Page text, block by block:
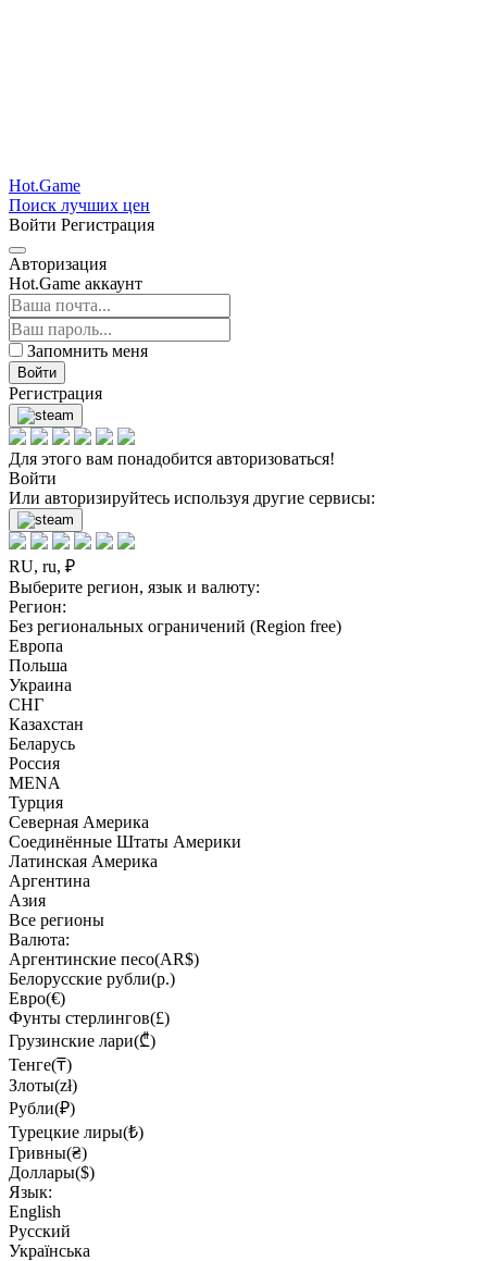
Hot.Game
Поиск лучших цен
Войти Регистрация
Авторизация
Hot.Game аккаунт
Запомнить меня
Войти
Регистрация
Для этого вам понадобится авторизоваться!
Войти
Или авторизируйтесь используя другие сервисы:
RU, ru, ₽
Выберите регион, язык и валюту:
Регион:
Без региональных ограничений (Region free)
Европа
Польша
Украина
СНГ
Казахстан
Беларусь
Россия
MENA
Турция
Северная Америка
Соединённые Штаты Америки
Латинская Америка
Аргентина
Азия
Все регионы
Валюта:
Аргентинские песо(AR$)
Белорусские рубли(р.)
Евро(€)
Фунты стерлингов(£)
Грузинские лари(₾)
Тенге(₸)
Злоты(zł)
Рубли(₽)
Турецкие лиры(₺)
Гривны(₴)
Доллары($)
Язык:
English
Русский
Українська